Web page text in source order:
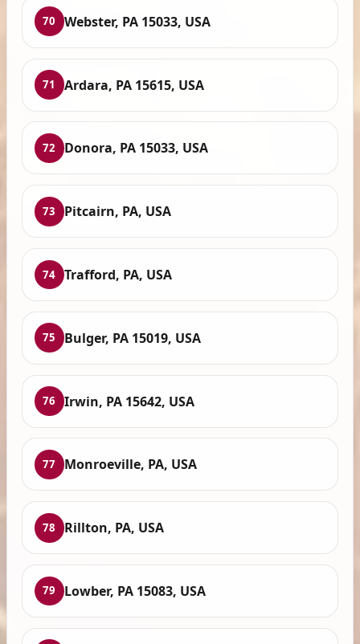
70 Webster, PA 15033, USA
71 Ardara, PA 15615, USA
72 Donora, PA 15033, USA
73 Pitcairn, PA, USA
74 Trafford, PA, USA
75 Bulger, PA 15019, USA
76 Irwin, PA 15642, USA
77 Monroeville, PA, USA
78 Rillton, PA, USA
79 Lowber, PA 15083, USA